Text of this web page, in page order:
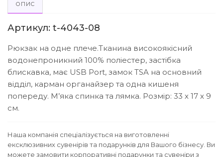
ОПИС
Артикул: t-4043-08
Рюкзак на одне плече.Тканина високоякісний
водонепроникний 100% поліестер, застібка
блискавка, має USB Port, замок TSA на основний
відділ, карман органайзер та одна кишеня
попереду. М’яка спинка та лямка. Розмір: 33 х 17 х 9
см.
Наша компанія спеціалізується на виготовленні
ексклюзивних сувенірів та подарунків для Вашого бізнесу. Ви
можете замовити корпоративні подарунки та сувеніри з